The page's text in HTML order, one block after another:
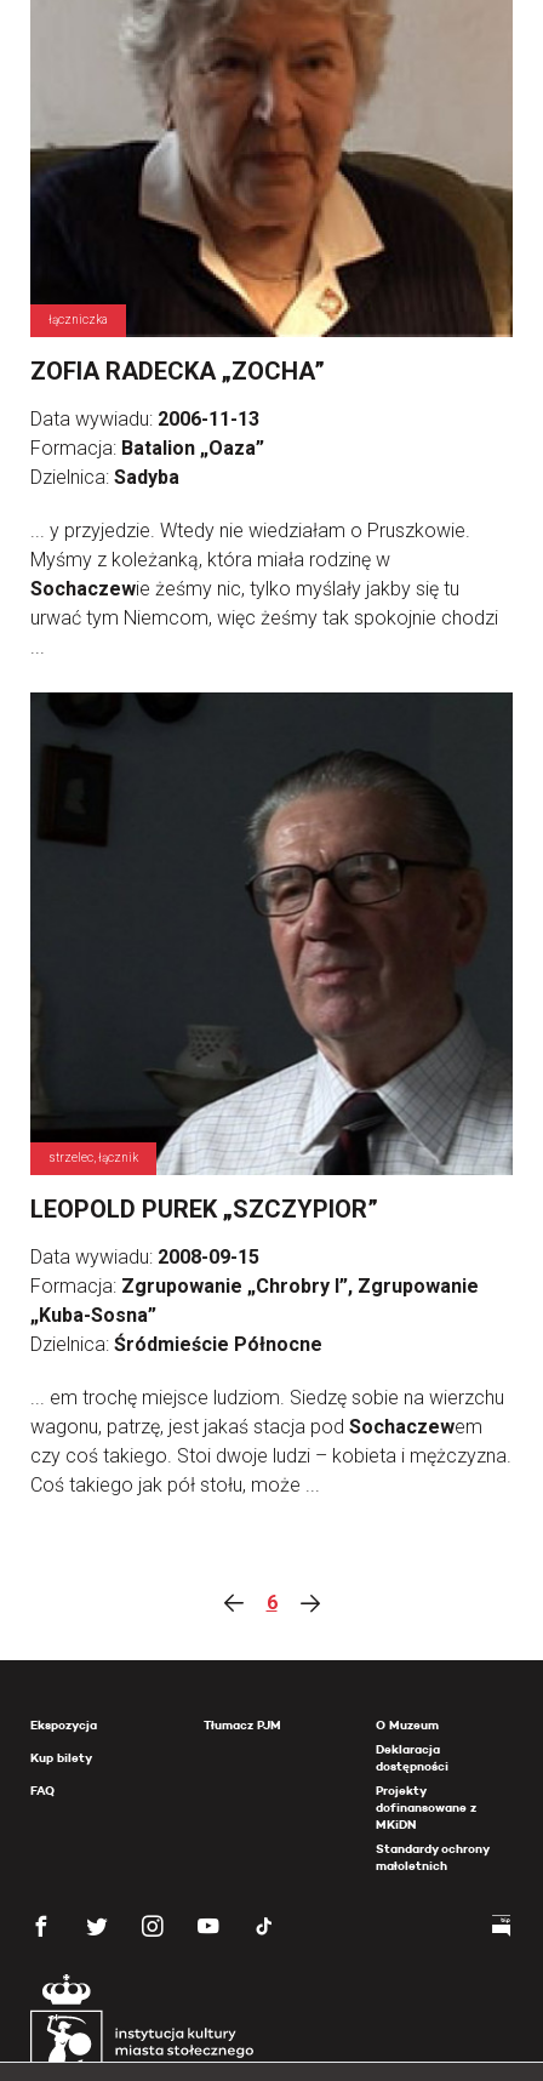
łączniczka
ZOFIA RADECKA „ZOCHA”
Data wywiadu: 2006-11-13
Formacja: Batalion „Oaza”
Dzielnica: Sadyba
... y przyjedzie. Wtedy nie wiedziałam o Pruszkowie.
Myśmy z koleżanką, która miała rodzinę w
Sochaczewie żeśmy nic, tylko myślały jakby się tu
urwać tym Niemcom, więc żeśmy tak spokojnie chodzi
...
strzelec, łącznik
LEOPOLD PUREK „SZCZYPIOR”
Data wywiadu: 2008-09-15
Formacja: Zgrupowanie „Chrobry I”, Zgrupowanie
„Kuba-Sosna”
Dzielnica: Śródmieście Północne
... em trochę miejsce ludziom. Siedzę sobie na wierzchu
wagonu, patrzę, jest jakaś stacja pod Sochaczewem
czy coś takiego. Stoi dwoje ludzi – kobieta i mężczyzna.
Coś takiego jak pół stołu, może ...
6
Ekspozycja
Kup bilety
FAQ
Tłumacz PJM
O Muzeum
Deklaracja
dostępności
Projekty
dofinansowane z
MKiDN
Standardy ochrony
małoletnich